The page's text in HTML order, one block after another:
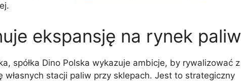
ekspansję na rynek paliw
spółka Dino Polska wykazuje ambicje, by rywalizować z
własnych stacji paliw przy sklepach. Jest to strategiczny